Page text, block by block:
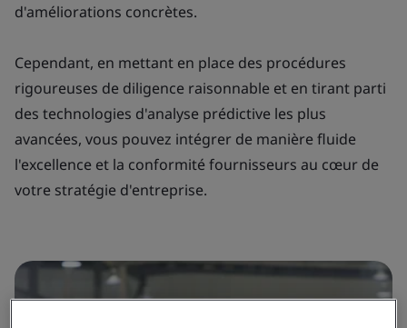
d'améliorations concrètes.
Cependant, en mettant en place des procédures
rigoureuses de diligence raisonnable et en tirant parti
des technologies d'analyse prédictive les plus
avancées, vous pouvez intégrer de manière fluide
l'excellence et la conformité fournisseurs au cœur de
votre stratégie d'entreprise.